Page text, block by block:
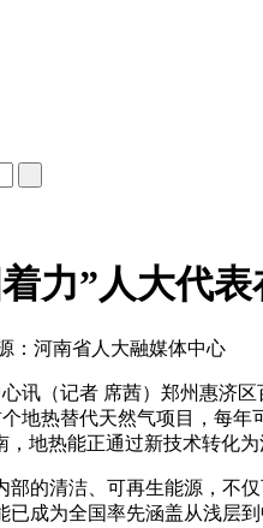
力”人大代
河南省人大融媒体中心
（记者 席茜）郑州惠济区
地热替代天然气项目，每
，地热能正通过新技术转化
清洁、可再生能源，不仅
已成为全国率先涵盖从浅层